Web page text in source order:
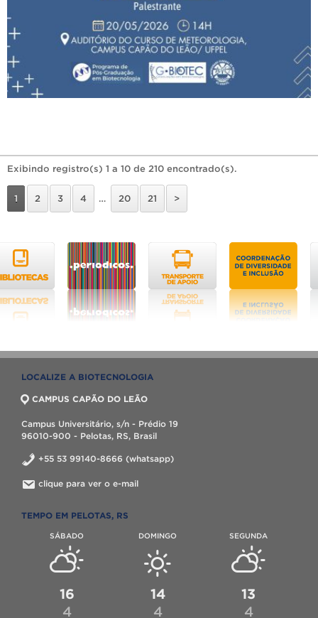
Exibindo registro(s) 1 a 10 de 210 encontrado(s).
1 2 3 4 … 20 21 >
LOCALIZE A BIOTECNOLOGIA
CAMPUS CAPÃO DO LEÃO
Campus Universitário, s/n - Prédio 19
96010-900 - Pelotas, RS, Brasil
+55 53 99140-8666 (whatsapp)
clique para ver o e-mail
TEMPO EM PELOTAS, RS
SÁBADO
16
4
DOMINGO
14
4
SEGUNDA
13
4